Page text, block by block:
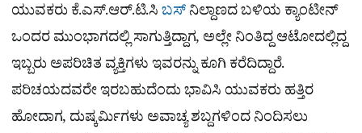
ಯುವಕರು ಕೆ.ಎಸ್.ಆರ್.ಟಿ.ಸಿಬಸ್ನಿಲ್ದಾಣದ ಬಳಿಯ ಕ್ಯಾಂಟೀನ್
ಒಂದರ ಮುಂಭಾಗದಲ್ಲಿ ಸಾಗುತ್ತಿದ್ದಾಗ, ಅಲ್ಲೇ ನಿಂತಿದ್ದ ಆಟೋದಲ್ಲಿದ್ದ
ಇಬ್ಬರು ಅಪರಿಚಿತ ವ್ಯಕ್ತಿಗಳು ಇವರನ್ನು ಕೂಗಿ ಕರೆದಿದ್ದಾರೆ.
ಪರಿಚಯದವರೇ ಇರಬಹುದೆಂದು ಭಾವಿಸಿ ಯುವಕರು ಹತ್ತಿರ
ಹೋದಾಗ, ದುಷ್ಕರ್ಮಿಗಳು ಅವಾಚ್ಯ ಶಬ್ದಗಳಿಂದ ನಿಂದಿಸಲು